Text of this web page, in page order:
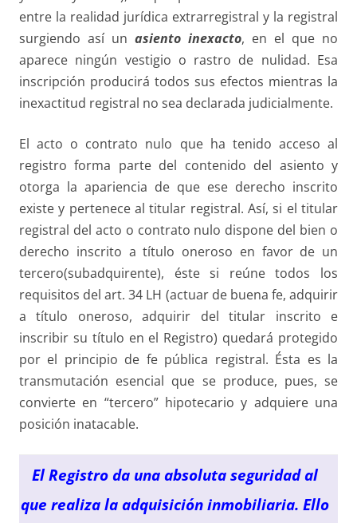
entre la realidad jurídica extrarregistral y la registral
surgiendo así un asiento inexacto, en el que no
aparece ningún vestigio o rastro de nulidad. Esa
inscripción producirá todos sus efectos mientras la
inexactitud registral no sea declarada judicialmente.
El acto o contrato nulo que ha tenido acceso al
registro forma parte del contenido del asiento y
otorga la apariencia de que ese derecho inscrito
existe y pertenece al titular registral. Así, si el titular
registral del acto o contrato nulo dispone del bien o
derecho inscrito a título oneroso en favor de un
tercero(subadquirente), éste si reúne todos los
requisitos del art. 34 LH (actuar de buena fe, adquirir
a título oneroso, adquirir del titular inscrito e
inscribir su título en el Registro) quedará protegido
por el principio de fe pública registral. Ésta es la
transmutación esencial que se produce, pues, se
convierte en “tercero” hipotecario y adquiere una
posición inatacable.
El Registro da una absoluta seguridad al
que realiza la adquisición inmobiliaria. Ello